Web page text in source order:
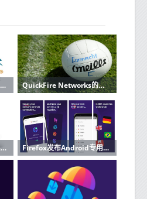
Google更新了适用于GCP的Cloud Firestore NoSQL数据库Beta QuickFire Networks的自定义软件平台大大减少了视频文件的大小和上传时间
Woot以无与伦比的价格出售亚马逊的Fire HD 8平板电脑 Firefox发布Android专用VPN应用